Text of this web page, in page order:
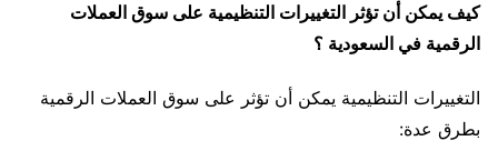
كيف يمكن أن تؤثر التغييرات التنظيمية على سوق العملات
الرقمية في السعودية ؟
التغييرات التنظيمية يمكن أن تؤثر على سوق العملات الرقمية
بطرق عدة: